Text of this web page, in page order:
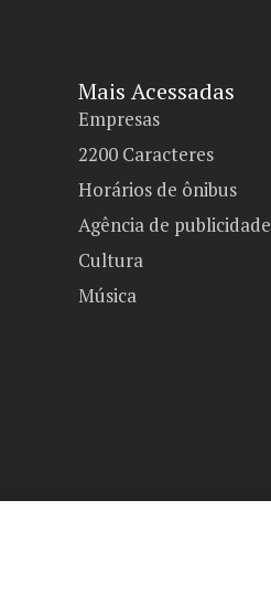
Mais Acessadas
Empresas
2200 Caracteres
Horários de ônibus
Agência de publicidade
Cultura
Música